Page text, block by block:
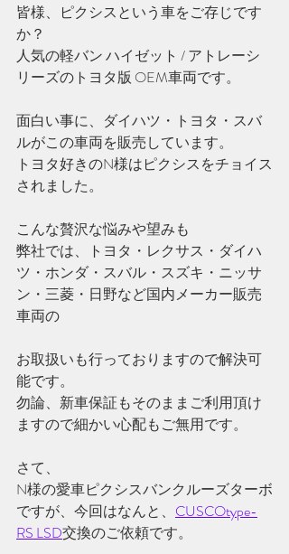
皆様、ピクシスという車をご存じです
か？
人気の軽バン ハイゼット / アトレーシ
リーズのトヨタ版 OEM車両です。
面白い事に、ダイハツ・トヨタ・スバ
ルがこの車両を販売しています。
トヨタ好きのN様はピクシスをチョイス
されました。
こんな贅沢な悩みや望みも
弊社では、トヨタ・レクサス・ダイハ
ツ・ホンダ・スバル・スズキ・ニッサ
ン・三菱・日野など国内メーカー販売
車両の
お取扱いも行っておりますので解決可
能です。
勿論、新車保証もそのままご利用頂け
ますので細かい心配もご無用です。
さて、
N様の愛車ピクシスバンクルーズターボ
ですが、今回はなんと、 CUSCOtype-
RS LSD交換のご依頼です。